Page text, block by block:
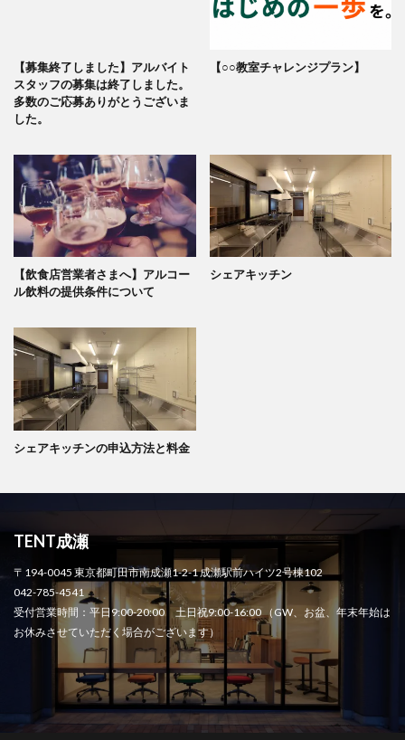
【募集終了しました】アルバイト
スタッフの募集は終了しました。
多数のご応募ありがとうございま
した。
【○○教室チャレンジプラン】
【飲食店営業者さまへ】アルコー
ル飲料の提供条件について
シェアキッチン
シェアキッチンの申込方法と料金
TENT成瀬
〒194-0045 東京都町田市南成瀬1-2-1 成瀬駅前ハイツ2号棟102
042-785-4541
受付営業時間：平日9:00-20:00 土日祝9:00-16:00 （GW、お盆、年末年始は
お休みさせていただく場合がございます）